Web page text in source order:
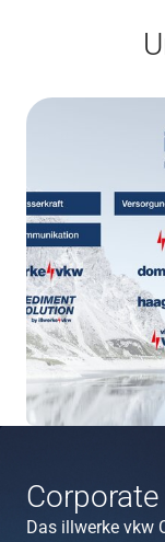
Das illwerke vkw